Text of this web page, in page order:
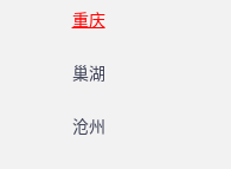
重庆
巢湖
沧州